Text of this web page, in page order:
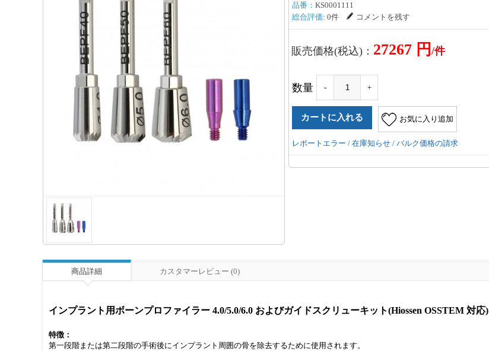
品番： KS0001111
総合評価: 0件 コメントを残す
販売価格(税込)： 27267 円 /件
数量 - +
お気に入り追加
レポートエラー / 在庫知らせ / バルク価格の請求
商品詳細 カスタマーレビュー (0)
インプラント用ボーンプロファイラー 4.0/5.0/6.0 およびガイドスクリューキット(Hiossen OSSTEM 対応)
特徴：
第一段階または第二段階の手術後にインプラント周囲の骨を除去するために使用されます。